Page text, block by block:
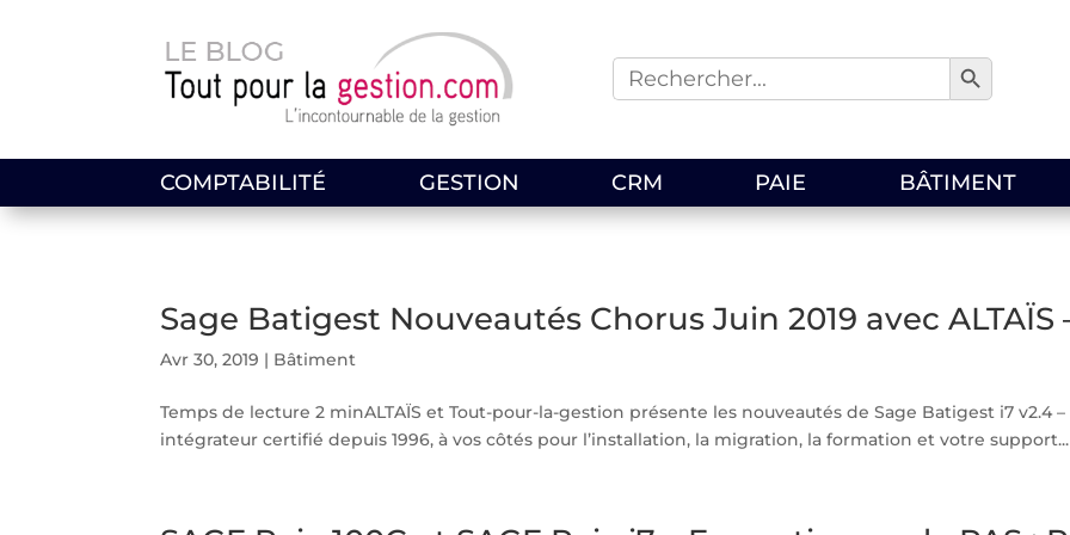
Search
for:
Search Button
COMPTABILITÉ GESTION CRM PAIE BÂTIMENT
Sage Batigest Nouveautés Chorus Juin 2019 avec
Avr 30, 2019 | Bâtiment
Temps de lecture 2 minALTAÏS et Tout-pour-la-gestion présente les nouveautés de Sage Batigest i7 v2.4 –
intégrateur certifié depuis 1996, à vos côtés pour l’installation, la migration, la formation et votre support...